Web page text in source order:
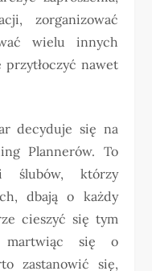
zorganizować
wielu innych
przytłoczyć nawet
decyduje się na
Plannerów. To
ślubów, którzy
dbają o każdy
cieszyć się tym
martwiąc się o
zastanowić się,